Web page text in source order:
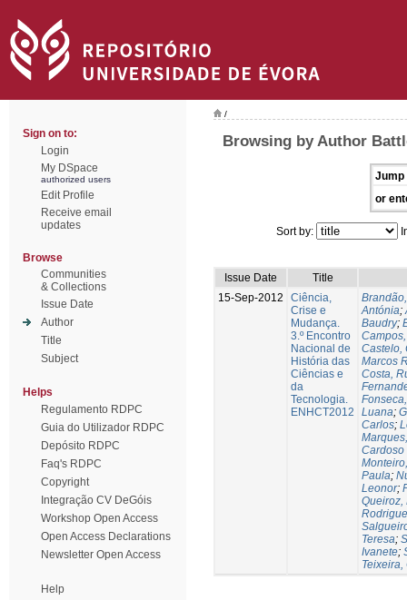
Sign on to:
Login
My DSpace
authorized users
Edit Profile
Receive email
updates
Browse
Communities
& Collections
Issue Date
Author
Title
Subject
Helps
Regulamento RDPC
Guia do Utilizador RDPC
Depósito RDPC
Faq's RDPC
Copyright
Integração CV DeGóis
Workshop Open Access
Open Access Declarations
Newsletter Open Access
Help
/
Browsing by Author
Jump
or
Sort by:
Issue Date
Title
15-Sep-2012
Ciência,
Crise e
Mudança.
3.º Encontro
Nacional de
História das
Ciências e
da
Tecnologia.
ENHCT2012
Antónia;
Baudry;
Castelo,
Marcos
Costa,
Luana;
Carlos;
Cardoso
Paula;
Leonor;
Queiroz,
Teresa;
Ivanete;